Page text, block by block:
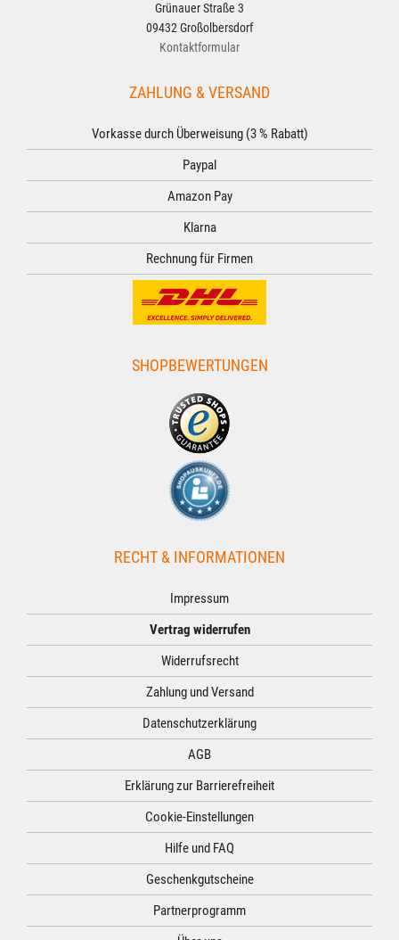
Grünauer Straße 3
09432 Großolbersdorf
Kontaktformular
ZAHLUNG & VERSAND
Vorkasse durch Überweisung (3 % Rabatt)
Paypal
Amazon Pay
Klarna
Rechnung für Firmen
SHOPBEWERTUNGEN
RECHT & INFORMATIONEN
Impressum
Vertrag widerrufen
Widerrufsrecht
Zahlung und Versand
Datenschutzerklärung
AGB
Erklärung zur Barrierefreiheit
Cookie-Einstellungen
Hilfe und FAQ
Geschenkgutscheine
Partnerprogramm